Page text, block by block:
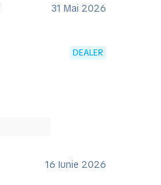
31 Mai 2026
DEALER
16 Iunie 2026